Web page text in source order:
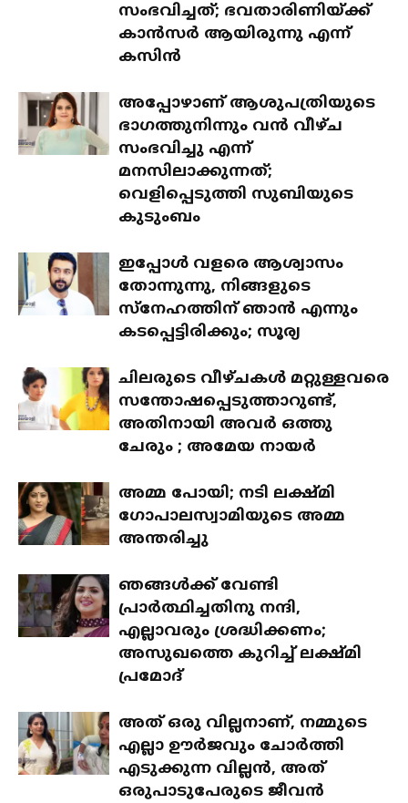
സംഭവിച്ചത്; ഭവതാരിണിയ്ക്ക്
കാന്‍സര്‍ ആയിരുന്നു എന്ന്
കസിന്‍
അപ്പോഴാണ് ആശുപത്രിയുടെ
ഭാഗത്തുനിന്നും വന്‍ വീഴ്ച
സംഭവിച്ചു എന്ന്
മനസിലാക്കുന്നത്;
വെളിപ്പെടുത്തി സുബിയുടെ
കുടുംബം
ഇപ്പോള്‍ വളരെ ആശ്വാസം
തോന്നുന്നു, നിങ്ങളുടെ
സ്‌നേഹത്തിന് ഞാന്‍ എന്നും
കടപ്പെട്ടിരിക്കും; സൂര്യ
ചിലരുടെ വീഴ്ചകള്‍ മറ്റുള്ളവരെ
സന്തോഷപ്പെടുത്താറുണ്ട്,
അതിനായി അവര്‍ ഒത്തു
ചേരും ; അമേയ നായര്‍
അമ്മ പോയി; നടി ലക്ഷ്മി
ഗോപാലസ്വാമിയുടെ അമ്മ
അന്തരിച്ചു
ഞങ്ങള്‍ക്ക് വേണ്ടി
പ്രാര്‍ത്ഥിച്ചതിനു നന്ദി,
എല്ലാവരും ശ്രദ്ധിക്കണം;
അസുഖത്തെ കുറിച്ച് ലക്ഷ്മി
പ്രമോദ്
അത് ഒരു വില്ലനാണ്, നമ്മുടെ
എല്ലാ ഊർജവും ചോർത്തി
എടുക്കുന്ന വില്ലൻ, അത്
ഒരുപാടുപേരുടെ ജീവൻ